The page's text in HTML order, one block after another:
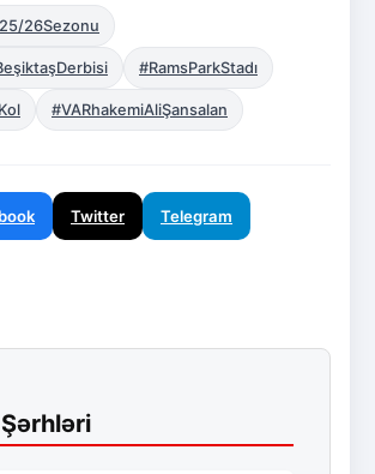
26Sezonu
#RamsParkStadı
#VARhakemiAliŞansalan
Twitter Telegram